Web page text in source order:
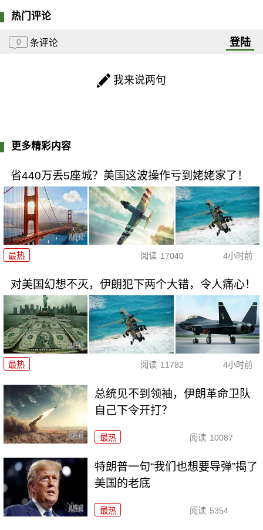
热门评论
0 条评论 登陆
我来说两句
更多精彩内容
省440万丢5座城？美国这波操作亏到姥姥家了！
最热 阅读 17040 4小时前
对美国幻想不灭，伊朗犯下两个大错，令人痛心！
最热 阅读 11782 4小时前
总统见不到领袖，伊朗革命卫队
自己下令开打？
最热 阅读 10087
特朗普一句“我们也想要导弹”揭了
美国的老底
最热 阅读 5354